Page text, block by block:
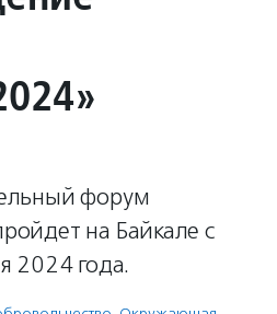
форум
на Байкале с
2024 года.